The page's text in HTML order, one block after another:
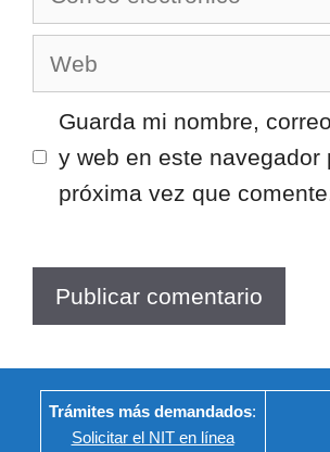
electrónico
Web
Guarda mi nombre,
y web en este navegador
próxima vez que
Trámites más demandados:
Solicitar el NIT en línea